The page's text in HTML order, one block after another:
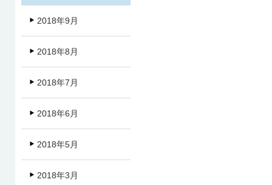
2018年9月
2018年8月
2018年7月
2018年6月
2018年5月
2018年3月